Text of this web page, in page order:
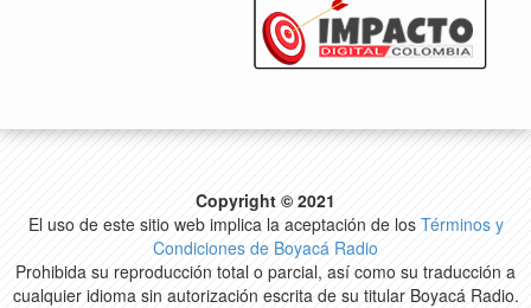
Copyright © 2021
El uso de este sitio web implica la aceptación de los Términos y
Condiciones de Boyacá Radio
Prohibida su reproducción total o parcial, así como su traducción a
cualquier idioma sin autorización escrita de su titular Boyacá Radio.